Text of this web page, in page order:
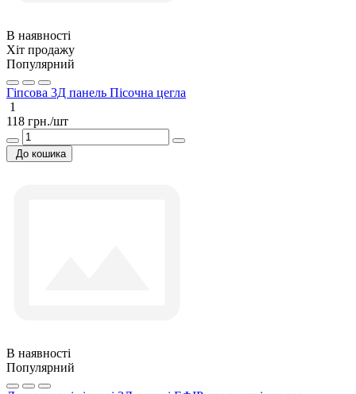
В наявності
Хіт продажу
Популярний
Гіпсова 3Д панель Пісочна цегла
1
118 грн./шт
До кошика
В наявності
Популярний